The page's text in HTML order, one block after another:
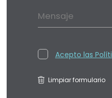
Mensaje
Acepto las
Limpiar formulario